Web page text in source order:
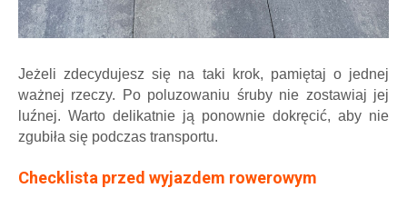
Jeżeli zdecydujesz się na taki krok, pamiętaj o jednej
ważnej rzeczy. Po poluzowaniu śruby nie zostawiaj jej
luźnej. Warto delikatnie ją ponownie dokręcić, aby nie
zgubiła się podczas transportu.
Checklista przed wyjazdem rowerowym